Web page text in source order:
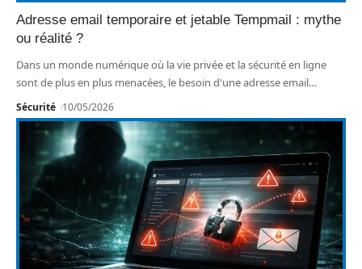
Adresse email temporaire et jetable Tempmail : mythe
ou réalité ?
Dans un monde numérique où la vie privée et la sécurité en ligne
sont de plus en plus menacées, le besoin d'une adresse email…
Sécurité 10/05/2026